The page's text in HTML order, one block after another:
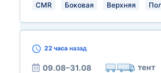
CMR Боковая Верхняя
22 часа назад
09.08–31.08 тент